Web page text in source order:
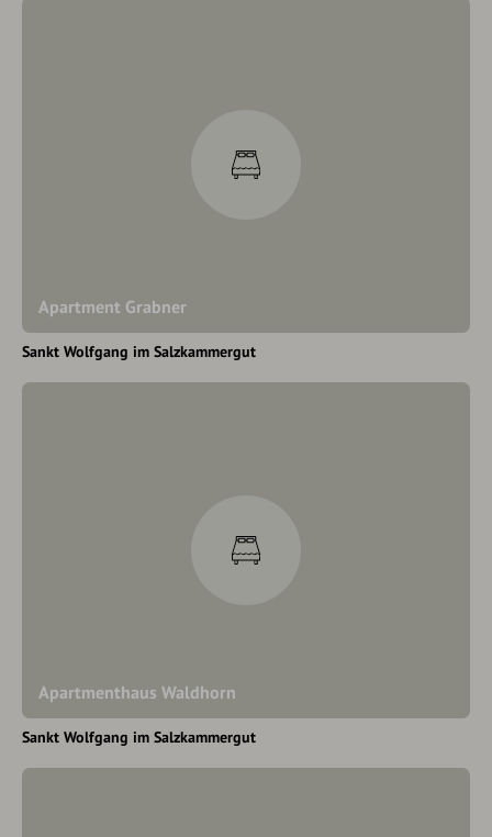
Apartment Grabner
Sankt Wolfgang im Salzkammergut
Apartmenthaus Waldhorn
Sankt Wolfgang im Salzkammergut